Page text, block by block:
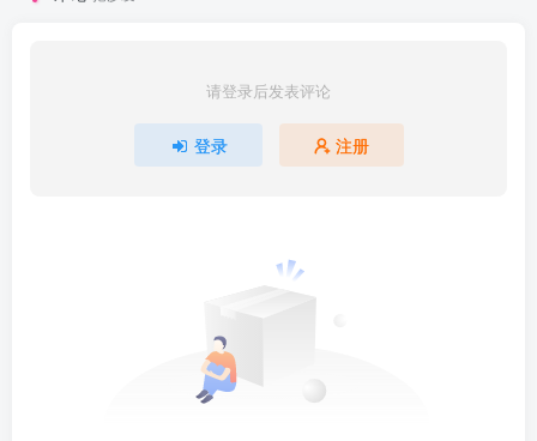
请登录后发表评论
登录 注册